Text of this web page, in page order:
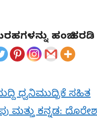
ಹಂಚಿ ಹರಡಿ
ಧ್ವನಿಮುದ್ರಿಕೆ ಸಹಿತ
ಮತ್ತು ಕನ್ನಡ: